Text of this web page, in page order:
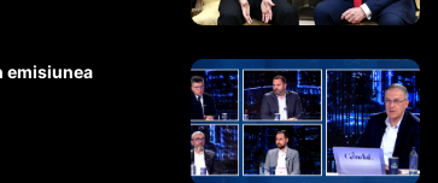
emisiunea